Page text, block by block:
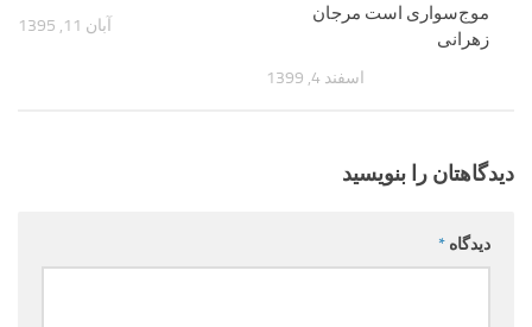
آبان 11, 1395
موج‌سواری است مرجان
زهرانی
اسفند 4, 1399
دیدگاهتان را بنویسید
دیدگاه *